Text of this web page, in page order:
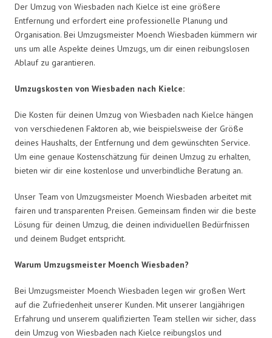
Der Umzug von Wiesbaden nach Kielce ist eine größere
Entfernung und erfordert eine professionelle Planung und
Organisation. Bei Umzugsmeister Moench Wiesbaden kümmern wir
uns um alle Aspekte deines Umzugs, um dir einen reibungslosen
Ablauf zu garantieren.
Umzugskosten von Wiesbaden nach Kielce:
Die Kosten für deinen Umzug von Wiesbaden nach Kielce hängen
von verschiedenen Faktoren ab, wie beispielsweise der Größe
deines Haushalts, der Entfernung und dem gewünschten Service.
Um eine genaue Kostenschätzung für deinen Umzug zu erhalten,
bieten wir dir eine kostenlose und unverbindliche Beratung an.
Unser Team von Umzugsmeister Moench Wiesbaden arbeitet mit
fairen und transparenten Preisen. Gemeinsam finden wir die beste
Lösung für deinen Umzug, die deinen individuellen Bedürfnissen
und deinem Budget entspricht.
Warum Umzugsmeister Moench Wiesbaden?
Bei Umzugsmeister Moench Wiesbaden legen wir großen Wert
auf die Zufriedenheit unserer Kunden. Mit unserer langjährigen
Erfahrung und unserem qualifizierten Team stellen wir sicher, dass
dein Umzug von Wiesbaden nach Kielce reibungslos und